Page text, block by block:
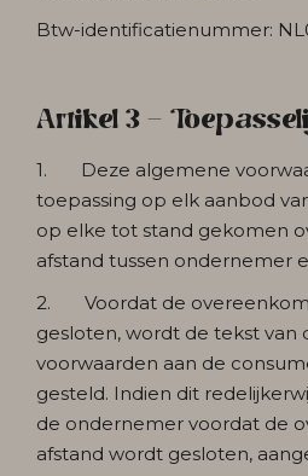
Btw-identificatienummer:
Artikel 3 -
1. Deze algemene
toepassing op elk aanbod
op elke tot stand gekomen
afstand tussen ondernemer
2. Voordat de
gesloten, wordt de tekst van
voorwaarden aan de
gesteld. Indien dit
de ondernemer voordat de
afstand wordt gesloten,